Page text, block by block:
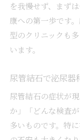
を我慢せず、まず
康への第一歩です
型のクリニックも
います。
尿管結石で泌尿器
尿管結石の症状が
か」「どんな検査
多いものです。特